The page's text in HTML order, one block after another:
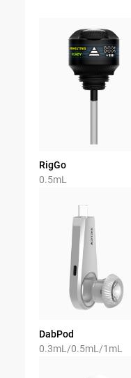
RigGo
0.5mL
DabPod
0.3mL/0.5mL/1mL